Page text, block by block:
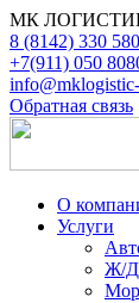
МК
8 (8142) 330 580
+7(911) 050
Обратная связь
О
Услуги
Ж/Д